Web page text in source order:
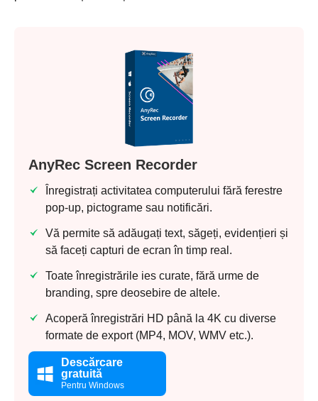
AnyRec Screen Recorder
Înregistrați activitatea computerului fără ferestre
pop-up, pictograme sau notificări.
Vă permite să adăugați text, săgeți, evidențieri și
să faceți capturi de ecran în timp real.
Toate înregistrările ies curate, fără urme de
branding, spre deosebire de altele.
Acoperă înregistrări HD până la 4K cu diverse
formate de export (MP4, MOV, WMV etc.).
Descărcare
gratuită
Pentru Windows